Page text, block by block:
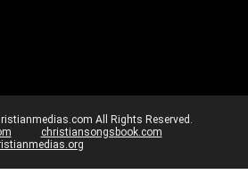
All Rights Reserved.
christiansongsbook.com